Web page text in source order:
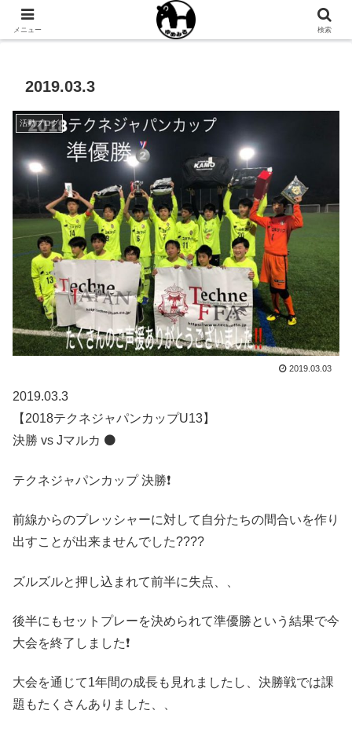
NPO法人ゆめみるオフィシャルサイト
2019.03.3
活動ブログ
2019.03.03
2019.03.3
【2018テクネジャパンカップU13】
決勝 vs Jマルカ ⚫️
テクネジャパンカップ 決勝❗️
前線からのプレッシャーに対して自分たちの間合いを作り
出すことが出来ませんでした????
ズルズルと押し込まれて前半に失点、、
後半にもセットプレーを決められて準優勝という結果で今
大会を終了しました❗️
大会を通じて1年間の成長も見れましたし、決勝戦では課
題もたくさんありました、、
メニュー 検索